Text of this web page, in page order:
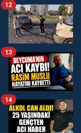
12
13
14